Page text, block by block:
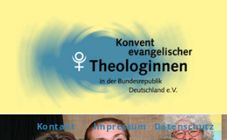
Kontakt Impressum Datenschutz